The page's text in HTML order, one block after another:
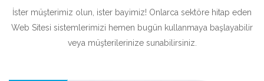
İster müşterimiz olun, ister bayimiz! Onlarca sektöre hitap eden
Web Sitesi sistemlerimizi hemen bugün kullanmaya başlayabilir
veya müşterilerinize sunabilirsiniz.